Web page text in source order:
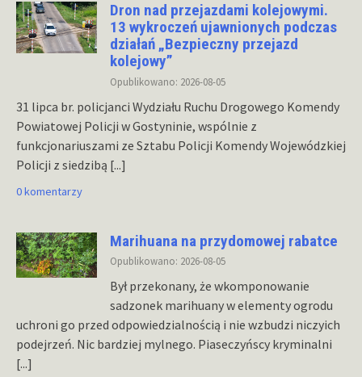
Dron nad przejazdami kolejowymi.
13 wykroczeń ujawnionych podczas
działań „Bezpieczny przejazd
kolejowy”
Opublikowano: 2026-08-05
31 lipca br. policjanci Wydziału Ruchu Drogowego Komendy
Powiatowej Policji w Gostyninie, wspólnie z
funkcjonariuszami ze Sztabu Policji Komendy Wojewódzkiej
Policji z siedzibą [...]
0 komentarzy
Marihuana na przydomowej rabatce
Opublikowano: 2026-08-05
Był przekonany, że wkomponowanie
sadzonek marihuany w elementy ogrodu
uchroni go przed odpowiedzialnością i nie wzbudzi niczyich
podejrzeń. Nic bardziej mylnego. Piaseczyńscy kryminalni
[...]